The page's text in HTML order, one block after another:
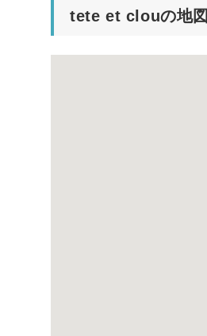
tete et clouの地図